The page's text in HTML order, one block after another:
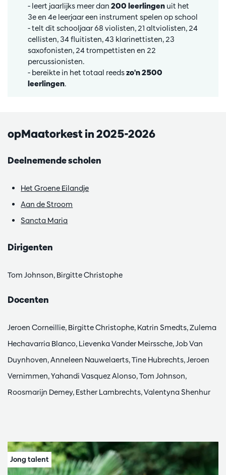
- leert jaarlijks meer dan 200 leerlingen uit het
3e en 4e leerjaar een instrument spelen op school
- telt dit schooljaar 68 violisten, 21 altviolisten, 24
cellisten, 34 fluitisten, 43 klarinettisten, 23
saxofonisten, 24 trompettisten en 22
percussionisten.
- bereikte in het totaal reedszo'n 2500
leerlingen.
opMaatorkest in 2025-2026
Deelnemende scholen
Het Groene Eilandje
Aan de Stroom
Sancta Maria
Dirigenten
Tom Johnson, Birgitte Christophe
Docenten
Jeroen Corneillie, Birgitte Christophe, Katrin Smedts, Zulema
Hechavarria Blanco, Lievenka Vander Meirssche, Job Van
Duynhoven, Anneleen Nauwelaerts, Tine Hubrechts, Jeroen
Vernimmen, Yahandi Vasquez Alonso, Tom Johnson,
Roosmarijn Demey, Esther Lambrechts, Valentyna Shenhur